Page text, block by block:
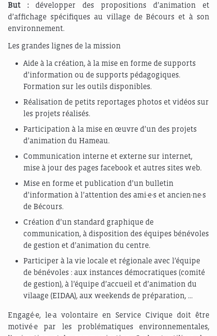
But : développer des propositions d’animation et
d’affichage spécifiques au village de Bécours et à son
environnement.
Les grandes lignes de la mission
Aide à la création, à la mise en forme de supports
d’information ou de supports pédagogiques.
Formation sur les outils disponibles.
Réalisation de petits reportages photos et vidéos sur
les projets réalisés.
Participation à la mise en œuvre d’un des projets
d’animation du Hameau.
Communication interne et externe sur internet,
mise à jour des pages facebook et autres sites web.
Mise en forme et publication d’un bulletin
d’information à l’attention des ami·e·s et ancien·ne·s
de Bécours.
Création d’un standard graphique de
communication, à disposition des équipes bénévoles
de gestion et d’animation du centre.
Participer à la vie locale et régionale avec l’équipe
de bénévoles : aux instances démocratiques (comité
de gestion), à l’équipe d’accueil et d’animation du
vilaage (EIDAA), aux weekends de préparation, …
Engagé·e, le·a volontaire en Service Civique doit être
motivé·e par les problématiques environnementales,